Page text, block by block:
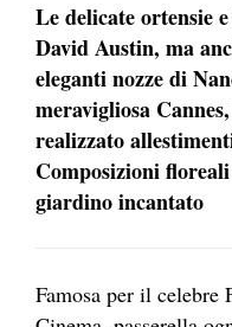
Le delicate ortensie
David Austin, ma
eleganti nozze di
meravigliosa
realizzato
Composizioni
giardino incantato
Famosa per il celebre